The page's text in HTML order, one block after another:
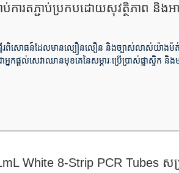
រតភ្ជាប់ប្រកបដោយសុវត្ថិភាព និងអ
ងមន្ទីរពិសោធន៍ដែលមានល្បឿនលឿន និងច្បាស់លាស់យ៉ាង
កផ្តល់សេវាឈានមុខគេនៃសម្ភារៈប្រើប្រាស់ផ្លាស្ទិ
White 8-Strip PCR Tubes ស